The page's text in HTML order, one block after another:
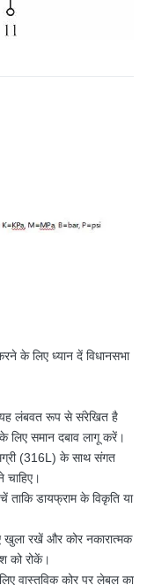
के लिए ध्यान दें विधानसभा
यह लंबवत रूप से संरेखित है
लिए समान दबाव लागू करें।
(316L) के साथ संगत
चाहिए।
डायफ्राम के विकृति या
खुला रखें और कोर नकारात्मक
को रोकें।
वास्तविक कोर पर लेबल का